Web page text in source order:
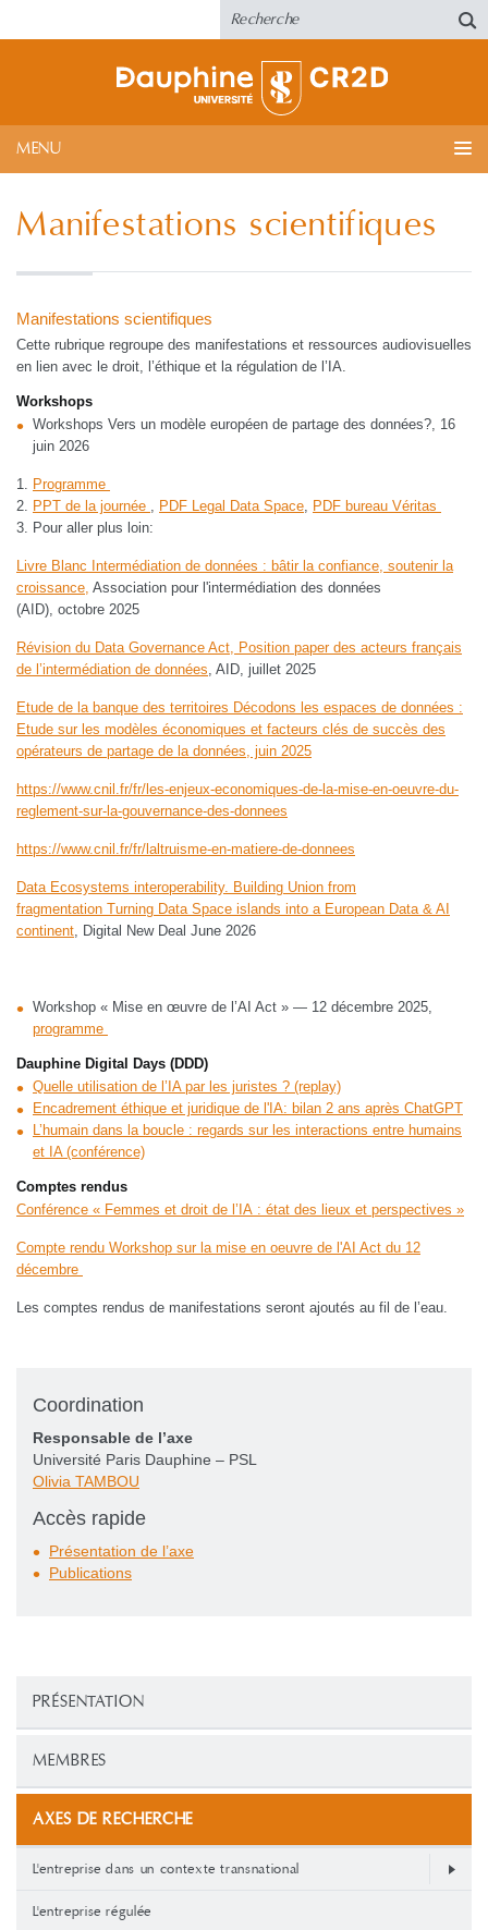
MENU
PRÉSENTATION
MEMBRES
AXES DE RECHERCHE
L'entreprise dans un contexte transnational
L'entreprise régulée
Manifestations scientifiques
Manifestations scientifiques
Cette rubrique regroupe des manifestations et ressources audiovisuelles
en lien avec le droit, l’éthique et la régulation de l’IA.
Workshops
Workshops Vers un modèle européen de partage des données?, 16
juin 2026
Programme
PPT de la journée , PDF Legal Data Space, PDF bureau Véritas
Pour aller plus loin:
Livre Blanc Intermédiation de données : bâtir la confiance, soutenir la
croissance, Association pour l'intermédiation des données
(AID), octobre 2025
Révision du Data Governance Act, Position paper des acteurs français
de l’intermédiation de données, AID, juillet 2025
Etude de la banque des territoires Décodons les espaces de données :
Etude sur les modèles économiques et facteurs clés de succès des
opérateurs de partage de la données, juin 2025
https://www.cnil.fr/fr/les-enjeux-economiques-de-la-mise-en-oeuvre-du-
reglement-sur-la-gouvernance-des-donnees
https://www.cnil.fr/fr/laltruisme-en-matiere-de-donnees
Data Ecosystems interoperability. Building Union from
fragmentation Turning Data Space islands into a European Data & AI
continent, Digital New Deal June 2026
Workshop « Mise en œuvre de l’AI Act » — 12 décembre 2025,
programme
Dauphine Digital Days (DDD)
Quelle utilisation de l’IA par les juristes ? (replay)
Encadrement éthique et juridique de l'IA: bilan 2 ans après ChatGPT
L’humain dans la boucle : regards sur les interactions entre humains
et IA (conférence)
Comptes rendus
Conférence « Femmes et droit de l’IA : état des lieux et perspectives »
Compte rendu Workshop sur la mise en oeuvre de l'AI Act du 12
décembre
Les comptes rendus de manifestations seront ajoutés au fil de l’eau.
Coordination
Responsable de l’axe
Université Paris Dauphine – PSL
Olivia TAMBOU
Accès rapide
Présentation de l’axe
Publications